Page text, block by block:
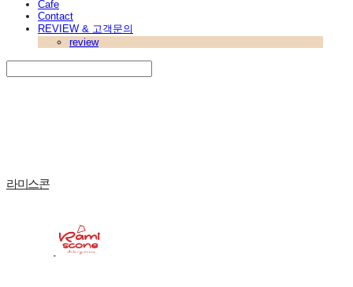
Cafe
Contact
REVIEW & 고객문의
review
라미스콘